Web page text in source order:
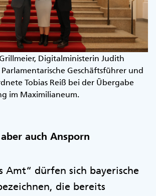
Digitalministerin Judith
Geschäftsführer und
Tobias Reiß bei der Übergabe
im Maximilianeum.
auch Ansporn
Amt“ dürfen sich bayerische
die bereits